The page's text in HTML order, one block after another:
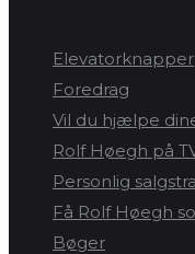
Elevatorknapper
Foredrag
Vil du hjælpe
Rolf Høegh på
Personlig
Få Rolf Høegh
Bøger